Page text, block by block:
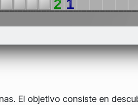
El objetivo consiste en